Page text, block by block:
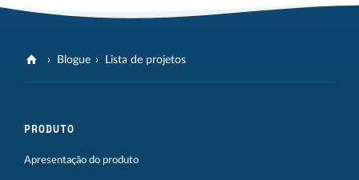
Blogue Lista de projetos
PRODUTO
Apresentação do produto